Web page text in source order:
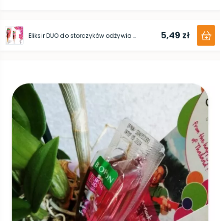
Eliksir DUO do storczyków odżywia i regeneruje 35 ml 5,49 zł